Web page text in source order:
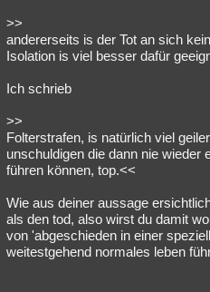
>>
andererseits is der Tot an sich
Isolation is viel besser dafür
Ich schrieb
>>
Folterstrafen, is natürlich viel
unschuldigen die dann nie wieder
führen können, top.<<
Wie aus deiner aussage
als den tod, also wirst du damit
von 'abgeschieden in einer
weitestgehend normales leben